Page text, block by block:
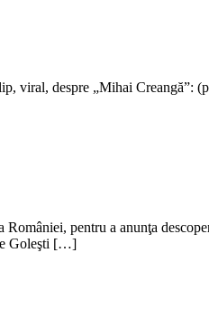
viral, despre „Mihai Creangă”:
pentru a anunţa
Goleşti […]